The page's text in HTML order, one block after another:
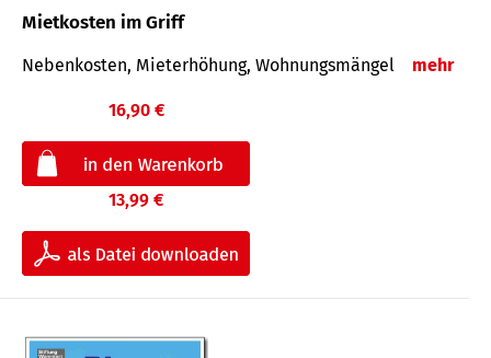
Mietkosten im Griff
Nebenkosten, Mieterhöhung, Wohnungsmängel mehr
16,90 €
13,99 €